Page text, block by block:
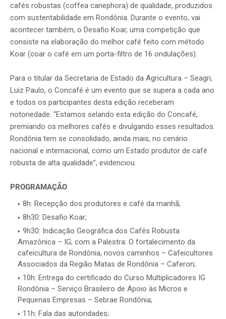
cafés robustas (coffea canephora) de qualidade, produzidos
com sustentabilidade em Rondônia. Durante o evento, vai
acontecer também, o Desafio Koar, uma competição que
consiste na elaboração do melhor café feito com método
Koar (coar o café em um porta-filtro de 16 ondulações).
Para o titular da Secretaria de Estado da Agricultura – Seagri,
Luiz Paulo, o Concafé é um evento que se supera a cada ano
e todos os participantes desta edição receberam
notoriedade. “Estamos selando esta edição do Concafé,
premiando os melhores cafés e divulgando esses resultados.
Rondônia tem se consolidado, ainda mais, no cenário
nacional e internacional, como um Estado produtor de café
robusta de alta qualidade”, evidenciou.
PROGRAMAÇÃO
8h: Recepção dos produtores e café da manhã;
8h30: Desafio Koar;
9h30: Indicação Geográfica dos Cafés Robusta
Amazônica – IG; com a Palestra: O fortalecimento da
cafeicultura de Rondônia, novos caminhos – Cafeicultores
Associados da Região Matas de Rondônia – Caferon;
10h: Entrega do certificado do Curso Multiplicadores IG
Rondônia – Serviço Brasileiro de Apoio às Micros e
Pequenas Empresas – Sebrae Rondônia;
11h: Fala das autoridades;